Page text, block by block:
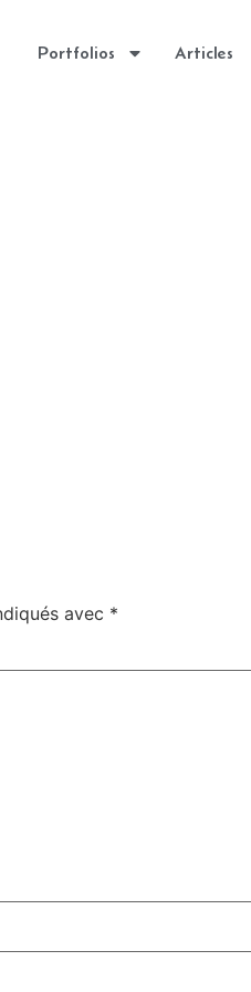
Portfolios Articles
avec *